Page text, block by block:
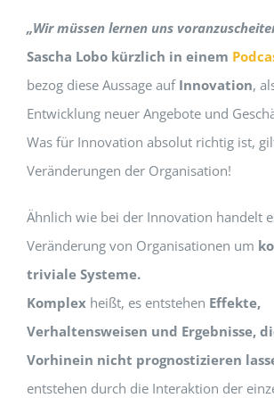
„Wir müssen lernen uns
Sascha Lobo kürzlich in einem
bezog diese Aussage auf Innovation,
Entwicklung neuer Angebote und
Was für Innovation absolut richtig ist,
Veränderungen der Organisation!
Ähnlich wie bei der Innovation handelt
Veränderung von Organisationen um
triviale Systeme.
Komplex heißt, es entstehen Effekte,
Verhaltensweisen und Ergebnisse,
Vorhinein nicht prognostizieren
entstehen durch die Interaktion der